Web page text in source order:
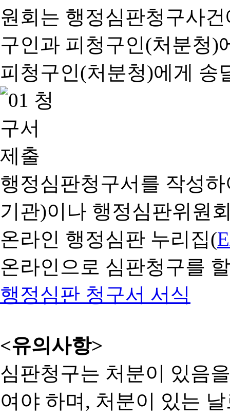
행정심판청구서를 작성
기관)이나 행정심판위원
온라인 행정심판 누리집(
온라인으로 심판청구를
행정심판 청구서 서식
<유의사항>
심판청구는 처분이 있음
여야 하며, 처분이 있는